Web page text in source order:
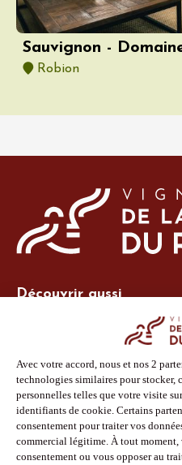
Sauvignon -
Robion
Découvrir aussi
Espace adhérent
Espace presse
Phototèque
Suivez-nous
Facebook
Instagram